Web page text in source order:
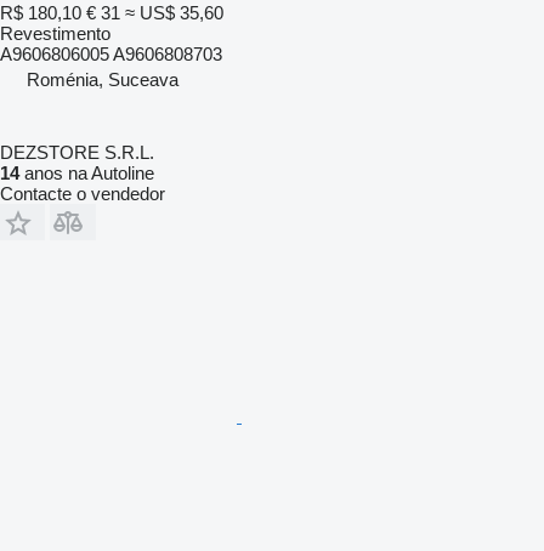
R$ 180,10 € 31 ≈ US$ 35,60
Revestimento
A9606806005 A9606808703
Roménia, Suceava
DEZSTORE S.R.L.
14anos na Autoline
Contacte o vendedor